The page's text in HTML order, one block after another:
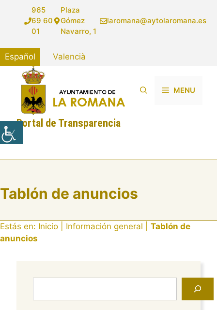
contenido
965
69 60
01
Plaza
Gómez
Navarro, 1
laromana@aytolaromana.es
Español Valencià
MENU
Portal de Transparencia
Tablón de anuncios
Estás en: Inicio Información general
Tablón de
anuncios